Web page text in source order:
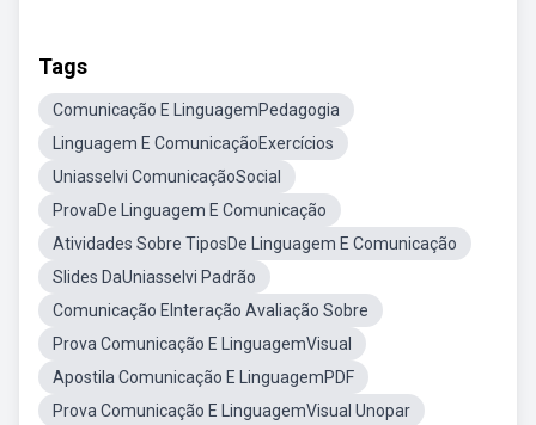
Tags
Comunicação E LinguagemPedagogia
Linguagem E ComunicaçãoExercícios
Uniasselvi ComunicaçãoSocial
ProvaDe Linguagem E Comunicação
Atividades Sobre TiposDe Linguagem E Comunicação
Slides DaUniasselvi Padrão
Comunicação EInteração Avaliação Sobre
Prova Comunicação E LinguagemVisual
Apostila Comunicação E LinguagemPDF
Prova Comunicação E LinguagemVisual Unopar